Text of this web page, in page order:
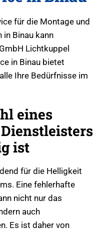
für die Montage und
in Binau kann
Lichtkuppel
in Binau bietet
Ihre Bedürfnisse im
eines
ist
für die Helligkeit
Eine fehlerhafte
nicht nur das
auch
Es ist daher von